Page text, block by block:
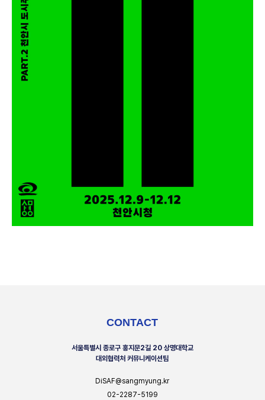
CONTACT
서울특별시 종로구 홍지문2길 20 상명대학교
대외협력처 커뮤니케이션팀
DiSAF@sangmyung.kr
02-2287-5199